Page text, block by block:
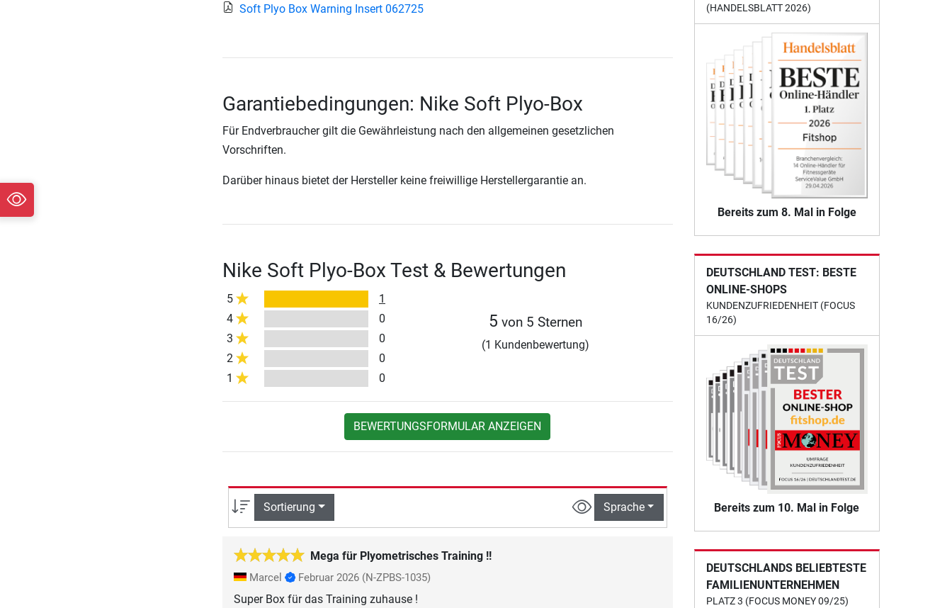
Soft Plyo Box Warning Insert 062725
Garantiebedingungen: Nike Soft Plyo-Box
Für Endverbraucher gilt die Gewährleistung nach den allgemeinen gesetzlichen
Vorschriften.
Darüber hinaus bietet der Hersteller keine freiwillige Herstellergarantie an.
Nike Soft Plyo-Box Test & Bewertungen
5
1
4
0
3
0
2
0
1
0
5 von 5 Sternen
(1 Kundenbewertung)
BEWERTUNGSFORMULAR ANZEIGEN
Sortierung Sprache
Mega für Plyometrisches Training !!
Marcel Februar 2026 (N-ZPBS-1035)
Super Box für das Training zuhause !
(HANDELSBLATT 2026)
Bereits zum 8. Mal in Folge
DEUTSCHLAND TEST: BESTE
ONLINE-SHOPS
KUNDENZUFRIEDENHEIT (FOCUS
16/26)
Bereits zum 10. Mal in Folge
DEUTSCHLANDS BELIEBTESTE
FAMILIENUNTERNEHMEN
PLATZ 3 (FOCUS MONEY 09/25)